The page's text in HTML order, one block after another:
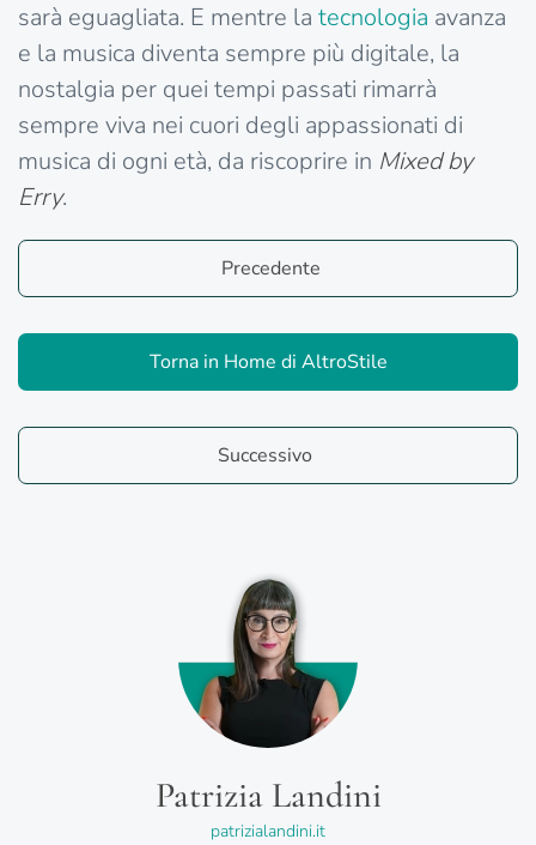
sarà eguagliata. E mentre la tecnologia avanza
e la musica diventa sempre più digitale, la
nostalgia per quei tempi passati rimarrà
sempre viva nei cuori degli appassionati di
musica di ogni età, da riscoprire in Mixed by
Erry.
Precedente
Torna in Home di AltroStile
Successivo
Patrizia Landini
patrizialandini.it